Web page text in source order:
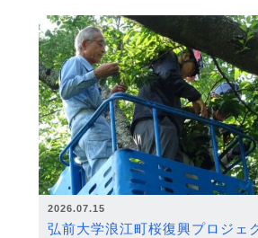
2026.07.15
弘前大学浪江町桜復興プロジ